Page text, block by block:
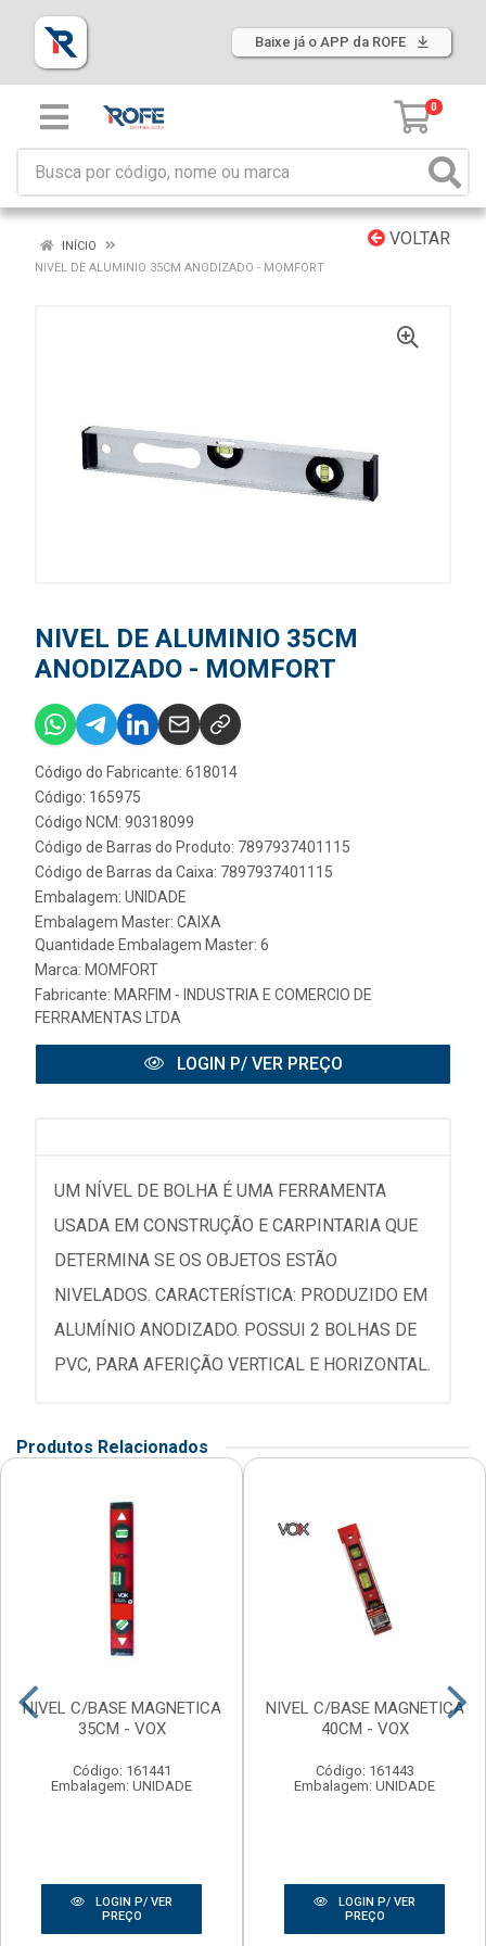
Baixe já o APP da ROFE
0
VOLTAR
INÍCIO
NIVEL DE ALUMINIO 35CM ANODIZADO - MOMFORT
NIVEL DE ALUMINIO 35CM
ANODIZADO - MOMFORT
Código do Fabricante: 618014
Código: 165975
Código NCM: 90318099
Código de Barras do Produto: 7897937401115
Código de Barras da Caixa: 7897937401115
Embalagem: UNIDADE
Embalagem Master: CAIXA
Quantidade Embalagem Master: 6
Marca: MOMFORT
Fabricante: MARFIM - INDUSTRIA E COMERCIO DE
FERRAMENTAS LTDA
LOGIN P/ VER PREÇO
UM NÍVEL DE BOLHA É UMA FERRAMENTA
USADA EM CONSTRUÇÃO E CARPINTARIA QUE
DETERMINA SE OS OBJETOS ESTÃO
NIVELADOS. CARACTERÍSTICA: PRODUZIDO EM
ALUMÍNIO ANODIZADO. POSSUI 2 BOLHAS DE
PVC, PARA AFERIÇÃO VERTICAL E HORIZONTAL.
Produtos Relacionados
NIVEL C/BASE MAGNETICA
35CM - VOX
Código: 161441
Embalagem: UNIDADE
LOGIN P/ VER
PREÇO
NIVEL C/BASE MAGNETICA
40CM - VOX
Código: 161443
Embalagem: UNIDADE
LOGIN P/ VER
PREÇO